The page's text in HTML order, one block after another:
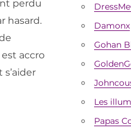
perdu
hasard.
accro
Damonx
Gohan
Les
Papas